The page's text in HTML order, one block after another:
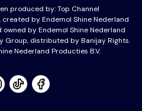
produced by:Top Channel
by Endemol Shine Nederland
owned by Endemol Shine Nederland
Group, distributed by Banijay Rights.
Nederland Producties B.V.